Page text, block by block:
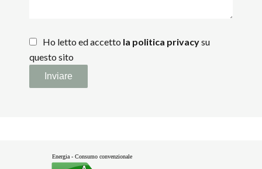
Ho letto ed accetto la politica privacysu
questo sito
Inviare
Energia - Consumo convenzionale